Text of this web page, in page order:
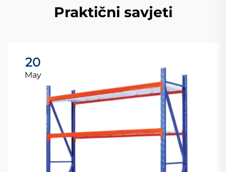
Praktični savjeti
20
May